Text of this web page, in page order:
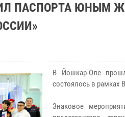
ПАСПОРТА ЮНЫМ
В Йошкар-Оле
состоялось в рамках
Знаковое